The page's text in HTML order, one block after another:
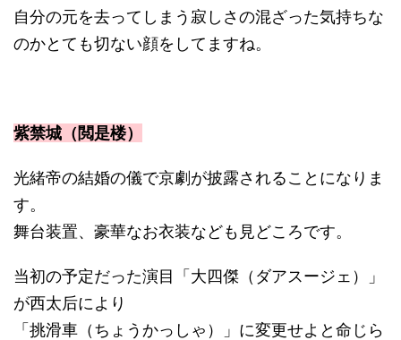
自分の元を去ってしまう寂しさの混ざった気持ちな
のかとても切ない顔をしてますね。
紫禁城（閲是楼）
光緒帝の結婚の儀で京劇が披露されることになりま
す。
舞台装置、豪華なお衣装なども見どころです。
当初の予定だった演目「大四傑（ダアスージェ）」
が西太后により
「挑滑車（ちょうかっしゃ）」に変更せよと命じら